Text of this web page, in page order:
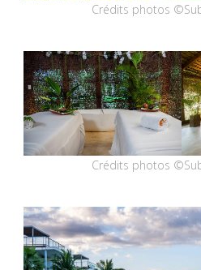
Crédits photos
Crédits photos